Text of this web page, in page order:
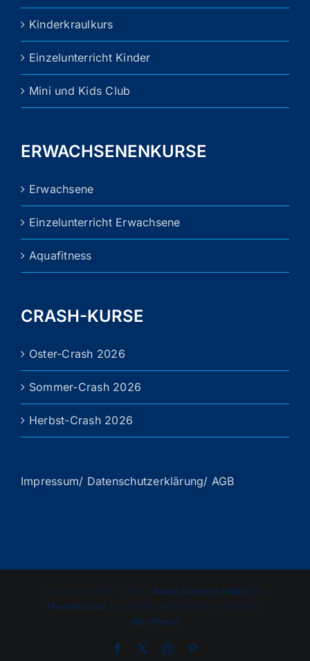
Kinderkraulkurs
Einzelunterricht Kinder
Mini und Kids Club
ERWACHSENENKURSE
Erwachsene
Einzelunterricht Erwachsene
Aquafitness
CRASH-KURSE
Oster-Crash 2026
Sommer-Crash 2026
Herbst-Crash 2026
Impressum/ Datenschutzerklärung/ AGB
Copyright 2012 - 2022 | Avada Website Builder by
ThemeFusion | All Rights Reserved | Powered by
WordPress
Facebook Instagram